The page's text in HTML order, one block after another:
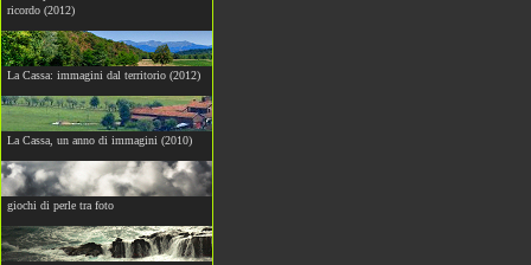
ricordo (2012)
La Cassa: immagini dal territorio (2012)
La Cassa, un anno di immagini (2010)
giochi di perle tra foto